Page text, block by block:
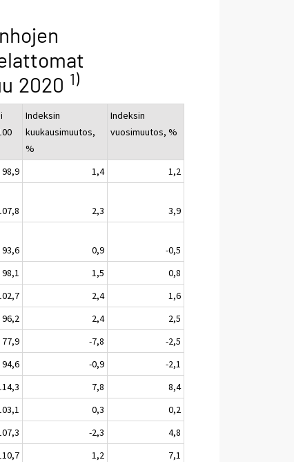
2020 1)
Indeksin
kuukausimuutos,
%
Indeksin
vuosimuutos, %
98,9 1,4
1,2
2,3
3,9
93,6 0,9
-0,5
98,1 1,5
0,8
2,4
1,6
96,2 2,4
2,5
77,9 -7,8
-2,5
94,6 -0,9
-2,1
7,8
8,4
0,3
0,2
-2,3
4,8
1,2
7,1